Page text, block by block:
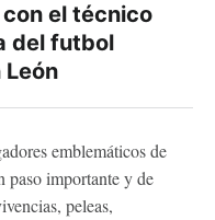
el técnico
del futbol
emblemáticos de
paso importante y de
peleas,